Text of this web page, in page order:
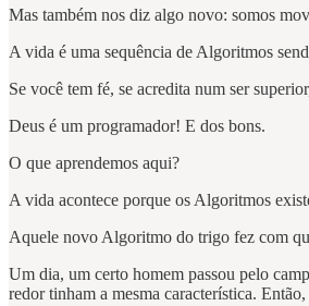
Mas também nos diz algo novo: somos
A vida é uma sequência de Algoritmos
Se você tem fé, se acredita num ser
Deus é um programador! E dos bons.
O que aprendemos aqui?
A vida acontece porque os Algoritmos
Aquele novo Algoritmo do trigo fez com
Um dia, um certo homem passou pelo
redor tinham a mesma característica.